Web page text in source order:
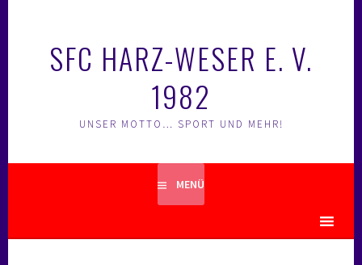
SFC HARZ-WESER E. V.
1982
UNSER MOTTO… SPORT UND MEHR!
MENÜ